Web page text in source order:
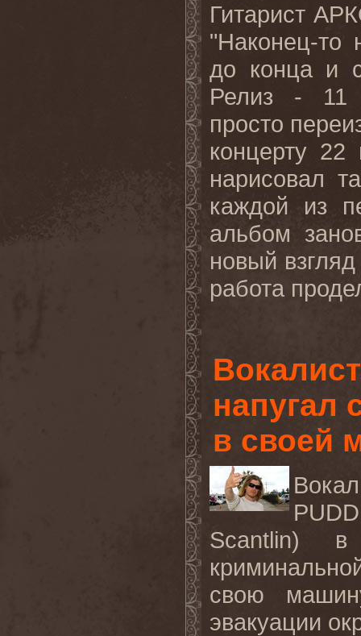
Гитарист
"Наконец-то
до конца и
Релиз - 11
просто
концерту
нарисовал
каждой из
альбом
новый
работа
напугал
в своей
Scantlin) в
свою
эвакуации